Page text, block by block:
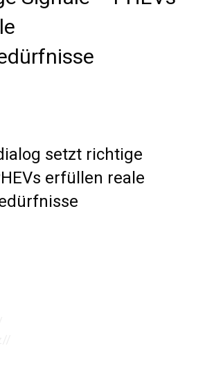
setzt richtige
erfüllen reale